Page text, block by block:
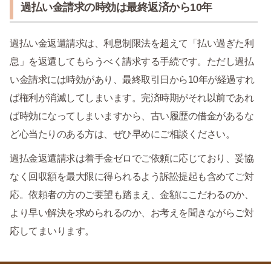
過払い金請求の時効は最終返済から10年
過払い金返還請求は、利息制限法を超えて「払い過ぎた利
息」を返還してもらうべく請求する手続です。ただし過払
い金請求には時効があり、最終取引日から10年が経過すれ
ば権利が消滅してしまいます。完済時期がそれ以前であれ
ば時効になってしまいますから、古い履歴の借金があるな
ど心当たりのある方は、ぜひ早めにご相談ください。
過払金返還請求は着手金ゼロでご依頼に応じており、妥協
なく回収額を最大限に得られるよう訴訟提起も含めてご対
応。依頼者の方のご要望も踏まえ、金額にこだわるのか、
より早い解決を求められるのか、お考えを聞きながらご対
応してまいります。